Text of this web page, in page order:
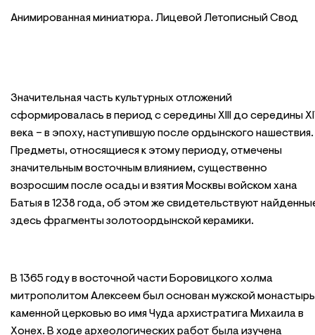
Анимированная миниатюра. Лицевой Летописный Свод
Значительная часть культурных отложений
сформировалась в период с середины XIII до середины
века – в эпоху, наступившую после ордынского нашествия.
Предметы, относящиеся к этому периоду, отмечены
значительным восточным влиянием, существенно
возросшим после осады и взятия Москвы войском хана
Батыя в 1238 года, об этом же свидетельствуют
здесь фрагменты золотоордынской керамики.
В 1365 году в восточной части Боровицкого холма
митрополитом Алексеем был основан мужской
каменной церковью во имя Чуда архистратига Михаила в
Хонех. В ходе археологических работ была изучена